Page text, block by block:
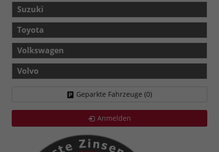
Suzuki
Toyota
Volkswagen
Volvo
Geparkte Fahrzeuge (0)
Anmelden